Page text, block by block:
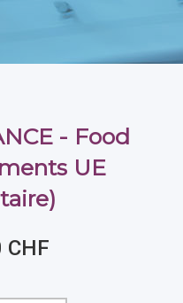
- Food
UE
CHF